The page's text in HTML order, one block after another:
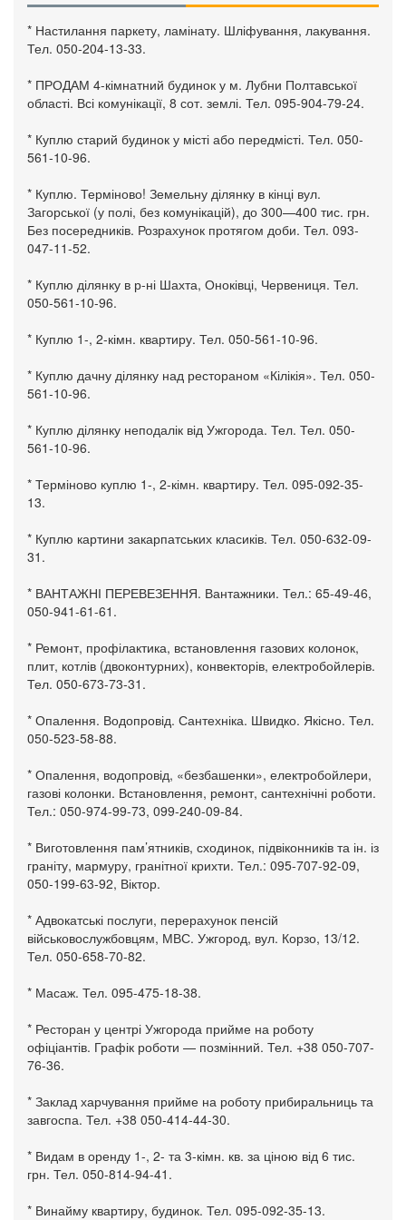
* Настилання паркету, ламінату. Шліфування, лакування.
Тел. 050-204-13-33.
* ПРОДАМ 4-кімнатний будинок у м. Лубни Полтавської
області. Всі комунікації, 8 сот. землі. Тел. 095-904-79-24.
* Куплю старий будинок у місті або передмісті. Тел. 050-
561-10-96.
* Куплю. Терміново! Земельну ділянку в кінці вул.
Загорської (у полі, без комунікацій), до 300—400 тис. грн.
Без посередників. Розрахунок протягом доби. Тел. 093-
047-11-52.
* Куплю ділянку в р-ні Шахта, Оноківці, Червениця. Тел.
050-561-10-96.
* Куплю 1-, 2-кімн. квартиру. Тел. 050-561-10-96.
* Куплю дачну ділянку над рестораном «Кілікія». Тел. 050-
561-10-96.
* Куплю ділянку неподалік від Ужгорода. Тел. Тел. 050-
561-10-96.
* Терміново куплю 1-, 2-кімн. квартиру. Тел. 095-092-35-
13.
* Куплю картини закарпатських класиків. Тел. 050-632-09-
31.
* ВАНТАЖНІ ПЕРЕВЕЗЕННЯ. Вантажники. Тел.: 65-49-46,
050-941-61-61.
* Ремонт, профілактика, встановлення газових колонок,
плит, котлів (двоконтурних), конвекторів, електробойлерів.
Тел. 050-673-73-31.
* Опалення. Водопровід. Сантехніка. Швидко. Якісно. Тел.
050-523-58-88.
* Опалення, водопровід, «безбашенки», електробойлери,
газові колонки. Встановлення, ремонт, сантехнічні роботи.
Тел.: 050-974-99-73, 099-240-09-84.
* Виготовлення пам’ятників, сходинок, підвіконників та ін. із
граніту, мармуру, гранітної крихти. Тел.: 095-707-92-09,
050-199-63-92, Віктор.
* Адвокатські послуги, перерахунок пенсій
військовослужбовцям, МВС. Ужгород, вул. Корзо, 13/12.
Тел. 050-658-70-82.
* Масаж. Тел. 095-475-18-38.
* Ресторан у центрі Ужгорода прийме на роботу
офіціантів. Графік роботи — позмінний. Тел. +38 050-707-
76-36.
* Заклад харчування прийме на роботу прибиральниць та
завгоспа. Тел. +38 050-414-44-30.
* Видам в оренду 1-, 2- та 3-кімн. кв. за ціною від 6 тис.
грн. Тел. 050-814-94-41.
* Винайму квартиру, будинок. Тел. 095-092-35-13.